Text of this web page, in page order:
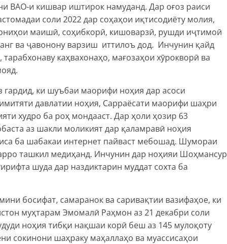
ВАО-и кишвар иштирок намуданд. Дар оғоз раиси
соли 2022 дар соҳаҳои иқтисодиёту молия,
маишӣ, соҳибкорӣ, кишоварзӣ, рушди иҷтимоӣ
ва ҷавонону варзиш иттилоъ дод. Инчунин қайд
каҳвахонаҳо, мағозаҳои хӯрокворӣ ва
ки шуъбаи маорифи ноҳия дар асоси
давлатии ноҳия, Сарраёсати маорифи шаҳри
худро ба роҳ мондааст. Дар ҳоли ҳозир 63
аз шакли моликият дар қаламравӣ ноҳия
ба шабакаи интернет пайваст мебошад. Шумораи
ташкил медиҳанд. Инчунин дар ноҳияи Шоҳмансур
шуда дар наздиктарин муддат сохта ба
босифат, самаранок ва саривақтии вазифаҳое, ки
муҳтарам Эмомалӣ Раҳмон аз 21 декабри соли
ноҳия тибқи нақшаи корӣ беш аз 145 мулоқоту
сокинони шаҳраку маҳаллаҳо ва муассисаҳои